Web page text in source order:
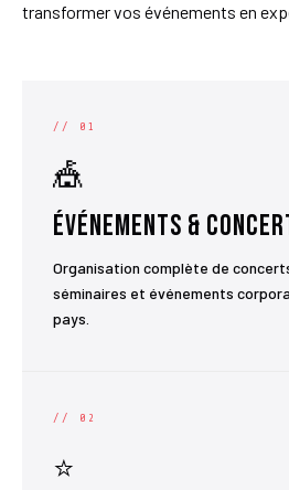
transformer vos événements en
// 01
🎪
Événements &
Organisation complète de
séminaires et événements
pays.
// 02
⭐